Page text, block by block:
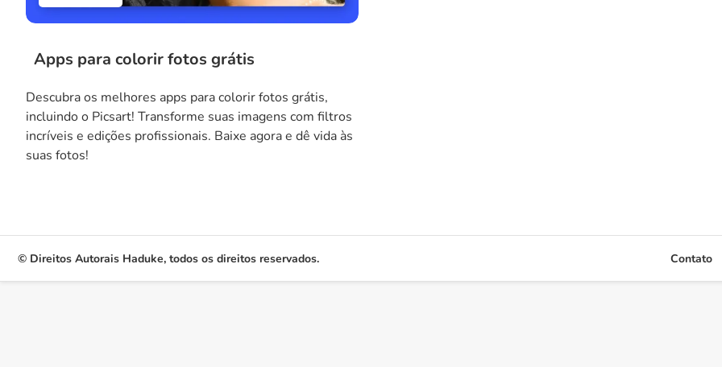
Apps para colorir fotos grátis
Descubra os melhores apps para colorir fotos grátis,
incluindo o Picsart! Transforme suas imagens com filtros
incríveis e edições profissionais. Baixe agora e dê vida às
suas fotos!
© Direitos Autorais Haduke, todos os direitos reservados. Contato